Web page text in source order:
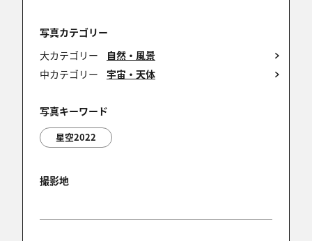
すぅ。
2023/07/08 22:29:19
Rejoicingさん ,ゴンちゃんさん ,Marsiさん ,シロッコ
さん ,Karyoさん
いました(^^)/
のですが、今回はこちらでの返信をお許し下さい
写真カテゴリー
大カテゴリー
自然・風景
中カテゴリー
宇宙・天体
写真キーワード
星空2022
撮影地